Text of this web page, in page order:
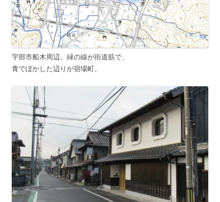
宇部市船木周辺。緑の線が街道筋で、
青でぼかした辺りが宿場町。